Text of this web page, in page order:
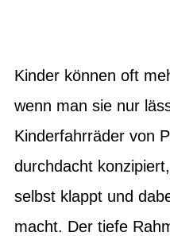
Kinder können oft
wenn man sie nur
Kinderfahrräder von
durchdacht
selbst klappt und
macht. Der tiefe